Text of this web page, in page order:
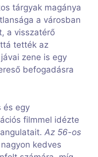
tárgyak magánya
a városban
a visszatérő
tették az
zene is egy
befogadásra
és egy
filmmel idézte
Az 56-os
nagyon kedves